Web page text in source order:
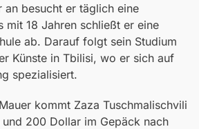
an besucht er täglich eine
mit 18 Jahren schließt er eine
ab. Darauf folgt sein Studium
Künste in Tbilisi, wo er sich auf
spezialisiert.
kommt Zaza Tuschmalischvili
200 Dollar im Gepäck nach